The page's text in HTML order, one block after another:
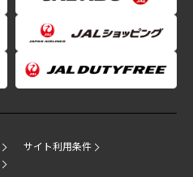
サイト利用条件